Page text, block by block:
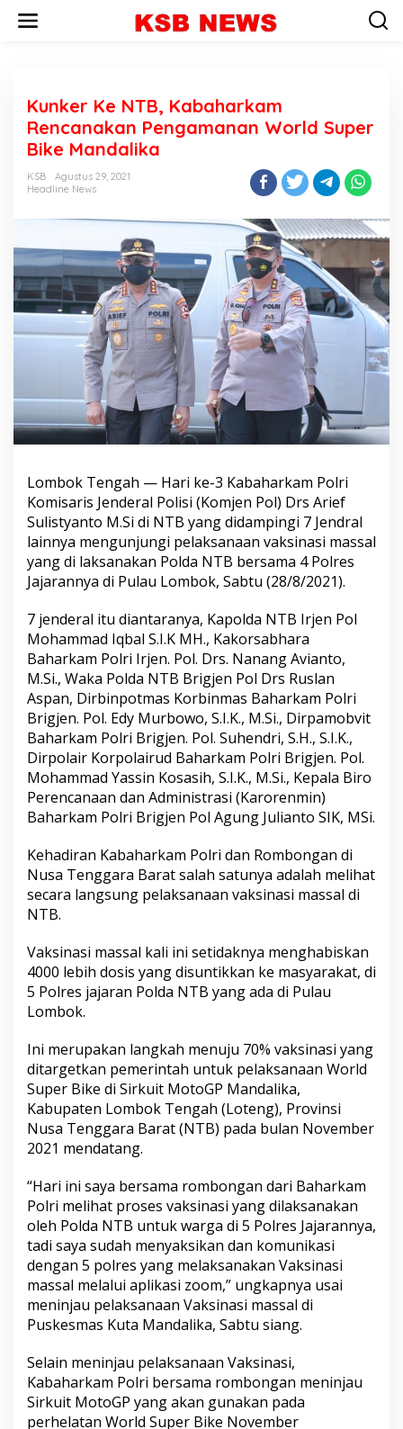
Kunker Ke NTB, Kabaharkam
Rencanakan Pengamanan World Super
Bike Mandalika
KSB
Agustus 29, 2021
Headline News
Lombok Tengah — Hari ke-3 Kabaharkam Polri
Komisaris Jenderal Polisi (Komjen Pol) Drs Arief
Sulistyanto M.Si di NTB yang didampingi 7 Jendral
lainnya mengunjungi pelaksanaan vaksinasi massal
yang di laksanakan Polda NTB bersama 4 Polres
Jajarannya di Pulau Lombok, Sabtu (28/8/2021).
7 jenderal itu diantaranya, Kapolda NTB Irjen Pol
Mohammad Iqbal S.I.K MH., Kakorsabhara
Baharkam Polri Irjen. Pol. Drs. Nanang Avianto,
M.Si., Waka Polda NTB Brigjen Pol Drs Ruslan
Aspan, Dirbinpotmas Korbinmas Baharkam Polri
Brigjen. Pol. Edy Murbowo, S.I.K., M.Si., Dirpamobvit
Baharkam Polri Brigjen. Pol. Suhendri, S.H., S.I.K.,
Dirpolair Korpolairud Baharkam Polri Brigjen. Pol.
Mohammad Yassin Kosasih, S.I.K., M.Si., Kepala Biro
Perencanaan dan Administrasi (Karorenmin)
Baharkam Polri Brigjen Pol Agung Julianto SIK, MSi.
Kehadiran Kabaharkam Polri dan Rombongan di
Nusa Tenggara Barat salah satunya adalah melihat
secara langsung pelaksanaan vaksinasi massal di
NTB.
Vaksinasi massal kali ini setidaknya menghabiskan
4000 lebih dosis yang disuntikkan ke masyarakat, di
5 Polres jajaran Polda NTB yang ada di Pulau
Lombok.
Ini merupakan langkah menuju 70% vaksinasi yang
ditargetkan pemerintah untuk pelaksanaan World
Super Bike di Sirkuit MotoGP Mandalika,
Kabupaten Lombok Tengah (Loteng), Provinsi
Nusa Tenggara Barat (NTB) pada bulan November
2021 mendatang.
“Hari ini saya bersama rombongan dari Baharkam
Polri melihat proses vaksinasi yang dilaksanakan
oleh Polda NTB untuk warga di 5 Polres Jajarannya,
tadi saya sudah menyaksikan dan komunikasi
dengan 5 polres yang melaksanakan Vaksinasi
massal melalui aplikasi zoom,” ungkapnya usai
meninjau pelaksanaan Vaksinasi massal di
Puskesmas Kuta Mandalika, Sabtu siang.
Selain meninjau pelaksanaan Vaksinasi,
Kabaharkam Polri bersama rombongan meninjau
Sirkuit MotoGP yang akan gunakan pada
perhelatan World Super Bike November